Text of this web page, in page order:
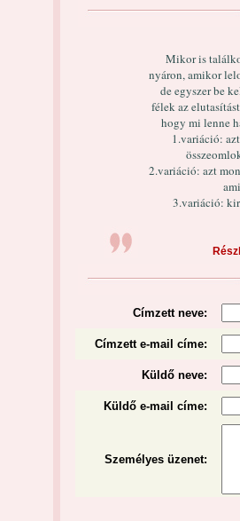
Mikor is
nyáron, amikor
de egyszer be
félek az
hogy mi lenne
1.variáció:
2.variáció: azt
3.variáció:
Címzett neve:
Címzett e-mail címe:
Küldő neve:
Küldő e-mail címe:
Személyes üzenet: